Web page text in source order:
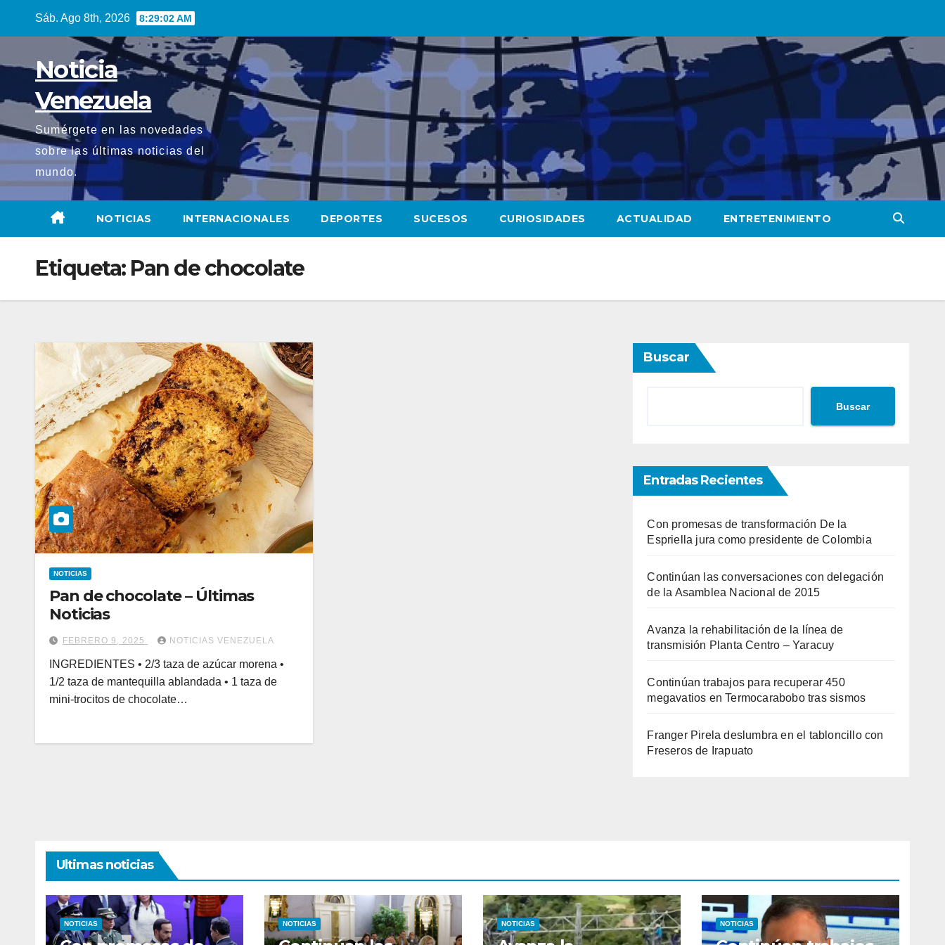
Sáb. Ago 8th, 2026 8:29:03 AM
Noticia
Venezuela
Sumérgete en las novedades
sobre las últimas noticias del
mundo.
NOTICIAS INTERNACIONALES DEPORTES SUCESOS CURIOSIDADES ACTUALIDAD ENTRETENIMIENTO
Etiqueta: Pan de chocolate
NOTICIAS
Pan de chocolate – Últimas
Noticias
FEBRERO 9, 2025 NOTICIAS VENEZUELA
INGREDIENTES • 2/3 taza de azúcar morena •
1/2 taza de mantequilla ablandada • 1 taza de
mini-trocitos de chocolate…
Buscar
Buscar
Entradas Recientes
Con promesas de transformación De la
Espriella jura como presidente de Colombia
Continúan las conversaciones con delegación
de la Asamblea Nacional de 2015
Avanza la rehabilitación de la línea de
transmisión Planta Centro – Yaracuy
Continúan trabajos para recuperar 450
megavatios en Termocarabobo tras sismos
Franger Pirela deslumbra en el tabloncillo con
Freseros de Irapuato
Ultimas noticias
NOTICIAS NOTICIAS NOTICIAS NOTICIAS